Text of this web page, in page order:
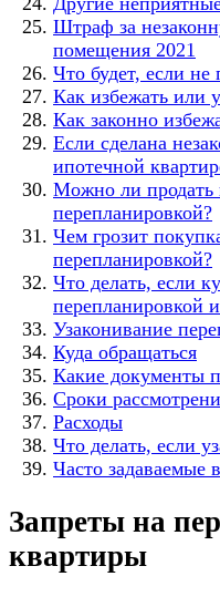
Штраф за
помещения 2021
Что будет, если не
Как избежать или
Как законно
Если сделана
ипотечной
Можно ли продать
перепланировкой?
Чем грозит
перепланировкой?
Что делать, если
перепланировкой
Узаконивание
Куда обращаться
Какие документы
Сроки
Расходы
Что делать, если
Часто задаваемые
Запреты на
квартиры